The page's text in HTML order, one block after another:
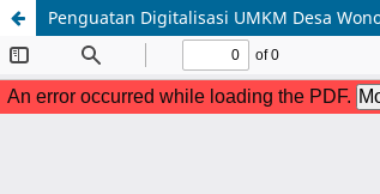
Penguatan Digitalisasi UMKM Desa